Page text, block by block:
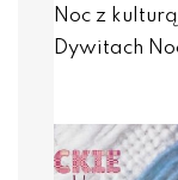
Noc z
Dywitach